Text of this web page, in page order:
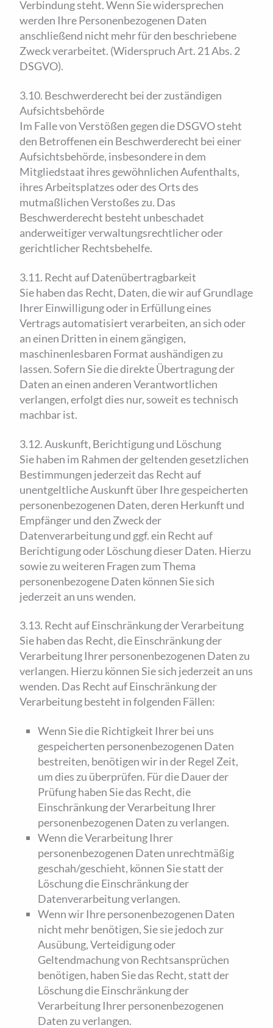
Verbindung steht. Wenn Sie widersprechen
werden Ihre Personenbezogenen Daten
anschließend nicht mehr für den beschriebene
Zweck verarbeitet. (Widerspruch Art. 21 Abs. 2
DSGVO).
3.10. Beschwerde­recht bei der zuständigen
Aufsichts­behörde
Im Falle von Verstößen gegen die DSGVO steht
den Betroffenen ein Beschwerderecht bei einer
Aufsichtsbehörde, insbesondere in dem
Mitgliedstaat ihres gewöhnlichen Aufenthalts,
ihres Arbeitsplatzes oder des Orts des
mutmaßlichen Verstoßes zu. Das
Beschwerderecht besteht unbeschadet
anderweitiger verwaltungsrechtlicher oder
gerichtlicher Rechtsbehelfe.
3.11. Recht auf Daten­übertrag­barkeit
Sie haben das Recht, Daten, die wir auf Grundlage
Ihrer Einwilligung oder in Erfüllung eines
Vertrags automatisiert verarbeiten, an sich oder
an einen Dritten in einem gängigen,
maschinenlesbaren Format aushändigen zu
lassen. Sofern Sie die direkte Übertragung der
Daten an einen anderen Verantwortlichen
verlangen, erfolgt dies nur, soweit es technisch
machbar ist.
3.12. Auskunft, Berichtigung und Löschung
Sie haben im Rahmen der geltenden gesetzlichen
Bestimmungen jederzeit das Recht auf
unentgeltliche Auskunft über Ihre gespeicherten
personenbezogenen Daten, deren Herkunft und
Empfänger und den Zweck der
Datenverarbeitung und ggf. ein Recht auf
Berichtigung oder Löschung dieser Daten. Hierzu
sowie zu weiteren Fragen zum Thema
personenbezogene Daten können Sie sich
jederzeit an uns wenden.
3.13. Recht auf Einschränkung der Verarbeitung
Sie haben das Recht, die Einschränkung der
Verarbeitung Ihrer personenbezogenen Daten zu
verlangen. Hierzu können Sie sich jederzeit an uns
wenden. Das Recht auf Einschränkung der
Verarbeitung besteht in folgenden Fällen:
Wenn Sie die Richtigkeit Ihrer bei uns
gespeicherten personenbezogenen Daten
bestreiten, benötigen wir in der Regel Zeit,
um dies zu überprüfen. Für die Dauer der
Prüfung haben Sie das Recht, die
Einschränkung der Verarbeitung Ihrer
personenbezogenen Daten zu verlangen.
Wenn die Verarbeitung Ihrer
personenbezogenen Daten unrechtmäßig
geschah/geschieht, können Sie statt der
Löschung die Einschränkung der
Datenverarbeitung verlangen.
Wenn wir Ihre personenbezogenen Daten
nicht mehr benötigen, Sie sie jedoch zur
Ausübung, Verteidigung oder
Geltendmachung von Rechtsansprüchen
benötigen, haben Sie das Recht, statt der
Löschung die Einschränkung der
Verarbeitung Ihrer personenbezogenen
Daten zu verlangen.